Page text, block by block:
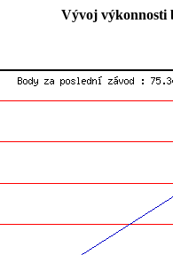
Vývoj výkonnosti